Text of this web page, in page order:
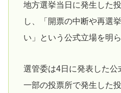
地方選挙当日に発生した
し、「開票の中断や再選
い」という公式立場を明ら
選管委は4日に発表した公
一部の投票所で発生した